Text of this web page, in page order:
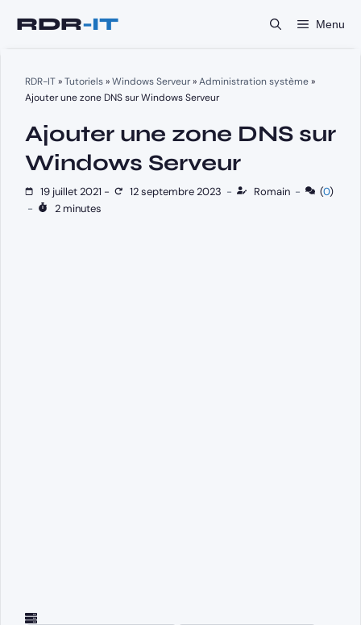
Menu
RDR-IT»Tutoriels»Windows Serveur»Administration système»
Ajouter une zone DNS sur Windows Serveur
Ajouter une zone DNS sur
Windows Serveur
19 juillet 2021 - 12 septembre 2023 - Romain - (0)
-
2 minutes